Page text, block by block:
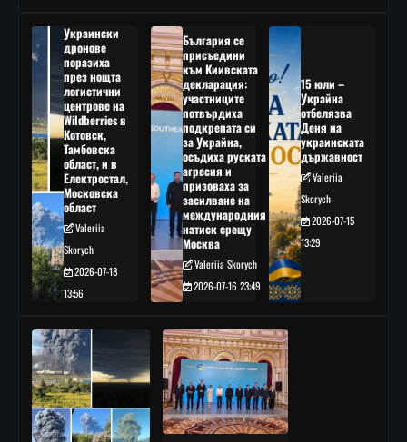
Украински
дронове
поразиха
през нощта
логистични
центрове на
Wildberries в
Котовск,
Тамбовска
област, и в
Електростал,
Московска
област
Valeriia
Skorych
2026-07-18
13:56
България се
присъедини
към Киивската
декларация:
участниците
потвърдиха
подкрепата си
за Украйна,
осъдиха руската
агресия и
призоваха за
засилване на
международния
натиск срещу
Москва
Valeriia Skorych
2026-07-16 23:49
15 юли –
Украйна
отбелязва
Деня на
украинската
държавност
Valeriia
Skorych
2026-07-15
13:29